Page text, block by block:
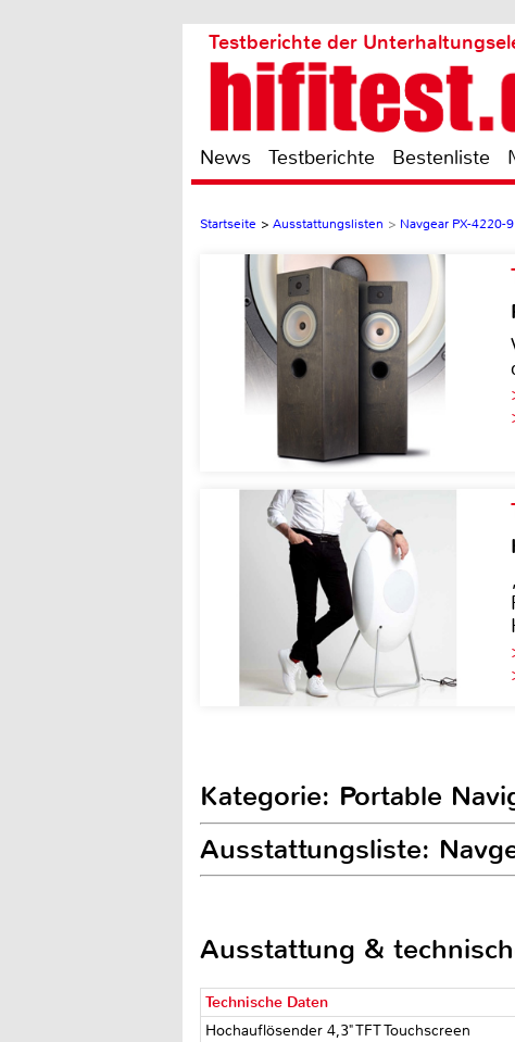
Testberichte der
News Testberichte Bestenliste
Startseite > Ausstattungslisten > Navgear PX-4220-
Kategorie: Portable
Ausstattungsliste:
Ausstattung &
Technische Daten
Hochauflösender 4,3" TFT Touchscreen